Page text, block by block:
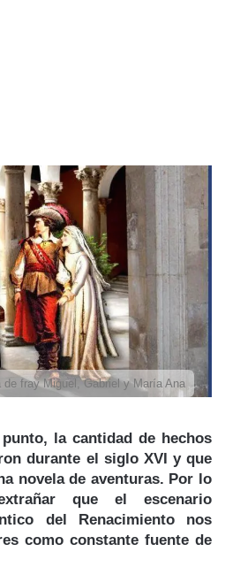
de fray Miguel, Gabriel y María Ana
la cantidad de hechos
durante el siglo XVI y que
novela de aventuras. Por lo
que el escenario
del Renacimientonos
como constante fuente de